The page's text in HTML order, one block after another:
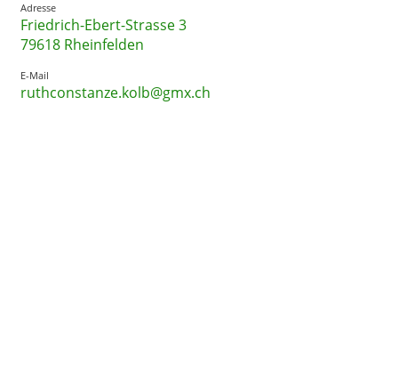
Adresse
Friedrich-Ebert-Strasse 3
79618 Rheinfelden
E-Mail
ruthconstanze.kolb@gmx.ch